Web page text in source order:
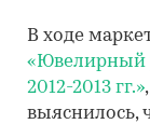
В ходе
«Ювелирный
2012-2013 гг.»
выяснилось,